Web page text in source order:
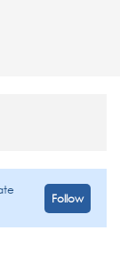
Follow